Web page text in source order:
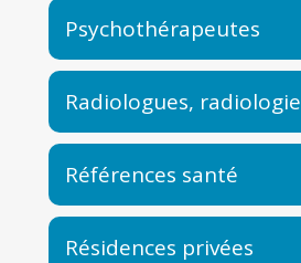
Psychothérapeutes
Radiologues, radiologie
Références santé
Résidences privées